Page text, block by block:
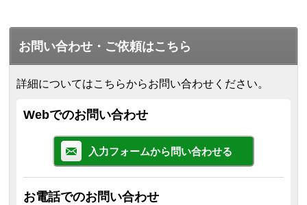
お問い合わせ・ご依頼はこちら
詳細についてはこちらからお問い合わせください。
Webでのお問い合わせ
入力フォームから問い合わせる
お電話でのお問い合わせ